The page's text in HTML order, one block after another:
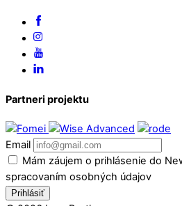
Partneri projektu
Email
Mám záujem o prihlásenie do
spracovaním osobných údajov
Prihlásiť